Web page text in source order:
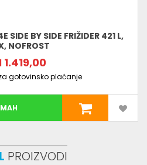
SIDE BY SIDE FRIŽIDER 421 L,
NOFROST
1.419,00
gotovinsko plaćanje
PROIZVODI